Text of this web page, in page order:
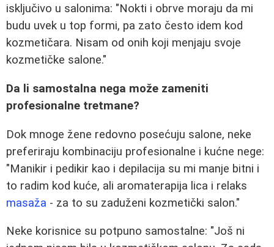
isključivo u salonima: "Nokti i obrve moraju da mi
budu uvek u top formi, pa zato često idem kod
kozmetičara. Nisam od onih koji menjaju svoje
kozmetičke salone."
Da li samostalna nega može zameniti
profesionalne tretmane?
Dok mnoge žene redovno posećuju salone, neke
preferiraju kombinaciju profesionalne i kućne nege:
"Manikir i pedikir kao i depilacija su mi manje bitni i
to radim kod kuće, ali aromaterapija lica i relaks
masaža - za to su zaduženi kozmetički salon."
Neke korisnice su potpuno samostalne: "Još ni